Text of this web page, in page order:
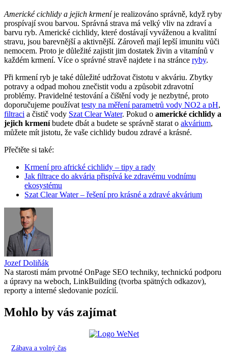
Americké cichlidy a jejich krmeníje realizováno správně, když ryby
prospívají svou barvou. Správná strava má velký vliv na zdraví a
barvu ryb. Americké cichlidy, které dostávají vyváženou a kvalitní
stravu, jsou barevnější a aktivnější. Zároveň mají lepší imunitu vůči
nemocem. Proto je důležité zajistit jim dostatek živin a vitamínů v
každém krmení. Více o správné stravě najdete i na stránce ryby.
Při krmení ryb je také důležité udržovat čistotu v akváriu. Zbytky
potravy a odpad mohou znečistit vodu a způsobit zdravotní
problémy. Pravidelné testování a čištění vody je nezbytné, proto
doporučujeme používat testy na měření parametrů vody NO2 a pH,
filtraci a čistič vody Szat Clear Water. Pokud o americké cichlidy a
jejich krmeníbudete dbát a budete se správně starat o akvárium,
můžete mít jistotu, že vaše cichlidy budou zdravé a krásné.
Přečtěte si také:
Krmení pro africké cichlidy – tipy a rady
Jak filtrace do akvária přispívá ke zdravému vodnímu
ekosystému
Szat Clear Water – řešení pro krásné a zdravé akvárium
Jozef Doliňák
Na starosti mám prvotné OnPage SEO techniky, technickú podporu
a úpravy na weboch, LinkBuilding (tvorba spätných odkazov),
reporty a interné sledovanie pozícií.
Mohlo by vás zajímat
Zábava a volný čas